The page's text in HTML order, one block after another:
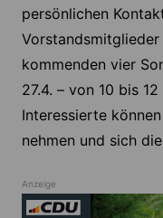
persönlichen
kommenden vier
27.4. – von 10 bis
Interessierte
nehmen und sich
Anzeige